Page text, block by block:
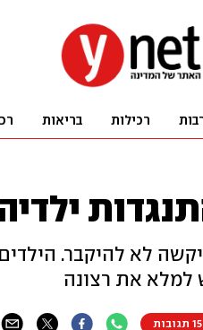
רכילות בריאות
לא להיקבר.
למלא את רצונה
15 תגובות